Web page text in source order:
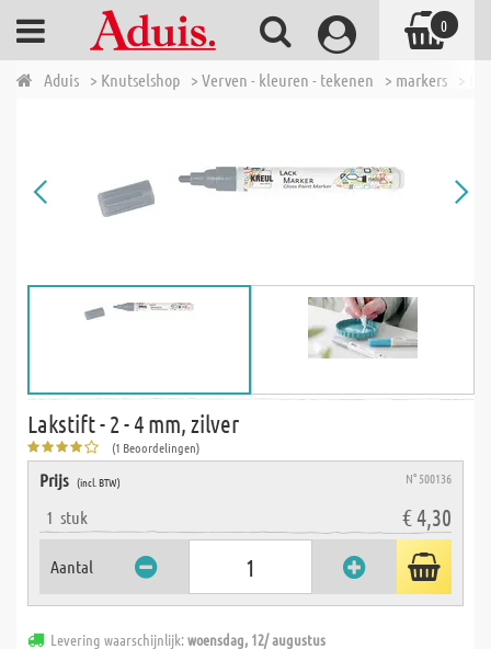
Aduis > Knutselshop > Verven - kleuren - tekenen > markers >
Lakstift - 2 - 4 mm, zilver
(1 Beoordelingen)
Prijs (incl. BTW) N° 500136
1 stuk € 4,30
Aantal
Levering waarschijnlijk:woensdag, 12/ augustus
0